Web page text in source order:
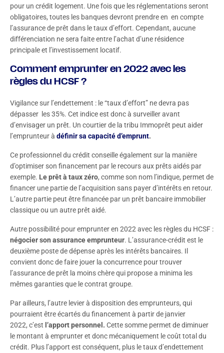
pour un crédit logement. Une fois que les réglementations seront
obligatoires, toutes les banques devront prendre en en compte
l’assurance de prêt dans le taux d’effort. Cependant, aucune
différenciation ne sera faite entre l’achat d’une résidence
principale et l’investissement locatif.
Comment emprunter en 2022 avec les
règles du HCSF ?
Vigilance sur l’endettement : le “taux d’effort” ne devra pas
dépasser les 35%. Cet indice est donc à surveiller avant
d’envisager un prêt. Un courtier de la tribu Immoprêt peut aider
l’emprunteur à définir sa capacité d’emprunt.
Ce professionnel du crédit conseille également sur la manière
d’optimiser son financement par le recours aux prêts aidés par
exemple. Le prêt à taux zéro, comme son nom l’indique, permet de
financer une partie de l’acquisition sans payer d’intérêts en retour.
L’autre partie peut être financée par un prêt bancaire immobilier
classique ou un autre prêt aidé.
Autre possibilité pour emprunter en 2022 avec les règles du HCSF :
négocier son assurance emprunteur. L’assurance-crédit est le
deuxième poste de dépense après les intérêts bancaires. Il
convient donc de faire jouer la concurrence pour trouver
l’assurance de prêt la moins chère qui propose a minima les
mêmes garanties que le contrat groupe.
Par ailleurs, l’autre levier à disposition des emprunteurs, qui
pourraient être écartés du financement à partir de janvier
2022, c’est l’apport personnel. Cette somme permet de diminuer
le montant à emprunter et donc mécaniquement le coût total du
crédit. Plus l’apport est conséquent, plus le taux d’endettement